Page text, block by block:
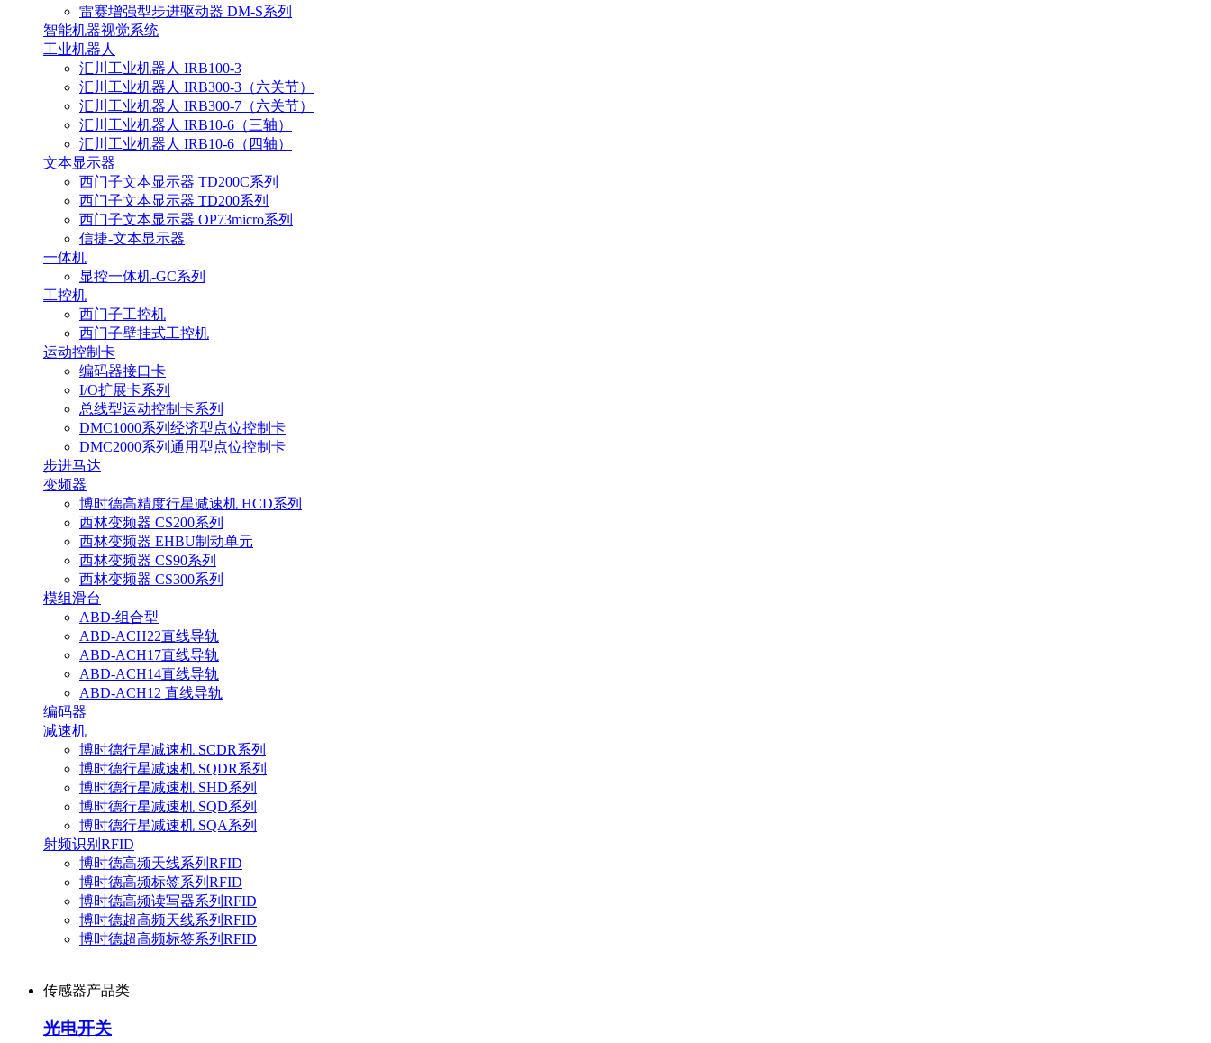
雷赛增强型步进驱动器 DM-S系列
智能机器视觉系统
工业机器人
汇川工业机器人 IRB100-3
汇川工业机器人 IRB300-3（六关节）
汇川工业机器人 IRB300-7（六关节）
汇川工业机器人 IRB10-6（三轴）
汇川工业机器人 IRB10-6（四轴）
文本显示器
西门子文本显示器 TD200C系列
西门子文本显示器 TD200系列
西门子文本显示器 OP73micro系列
信捷-文本显示器
一体机
显控一体机-GC系列
工控机
西门子工控机
西门子壁挂式工控机
运动控制卡
编码器接口卡
I/O扩展卡系列
总线型运动控制卡系列
DMC1000系列经济型点位控制卡
DMC2000系列通用型点位控制卡
步进马达
变频器
博时德高精度行星减速机 HCD系列
西林变频器 CS200系列
西林变频器 EHBU制动单元
西林变频器 CS90系列
西林变频器 CS300系列
模组滑台
ABD-组合型
ABD-ACH22直线导轨
ABD-ACH17直线导轨
ABD-ACH14直线导轨
ABD-ACH12 直线导轨
编码器
减速机
博时德行星减速机 SCDR系列
博时德行星减速机 SQDR系列
博时德行星减速机 SHD系列
博时德行星减速机 SQD系列
博时德行星减速机 SQA系列
射频识别RFID
博时德高频天线系列RFID
博时德高频标签系列RFID
博时德高频读写器系列RFID
博时德超高频天线系列RFID
博时德超高频标签系列RFID
传感器产品类
光电开关